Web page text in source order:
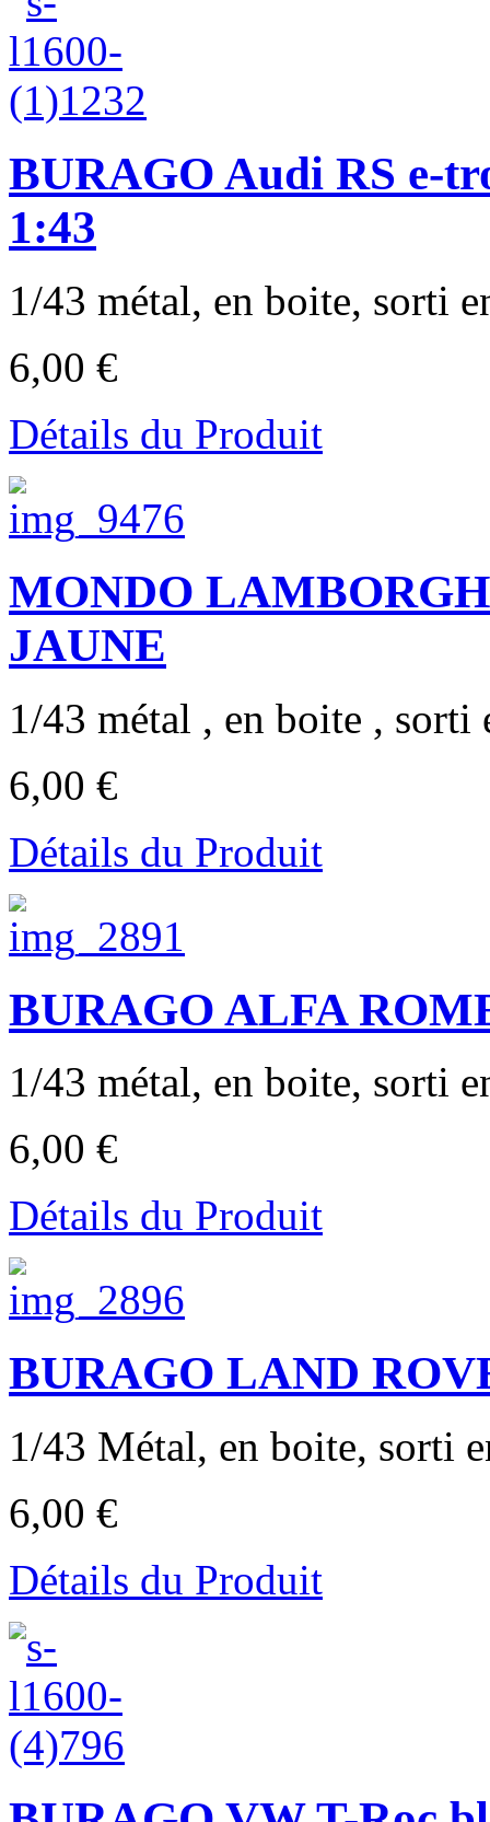
BURAGO Audi RS e-
1:43
1/43 métal, en boite, sorti
6,00 €
Détails du Produit
MONDO
JAUNE
1/43 métal , en boite , sorti
6,00 €
Détails du Produit
BURAGO ALFA
1/43 métal, en boite, sorti
6,00 €
Détails du Produit
BURAGO LAND
1/43 Métal, en boite, sorti
6,00 €
Détails du Produit